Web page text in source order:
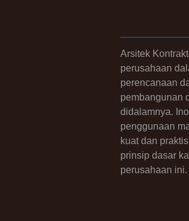
Arsitek
perusahaan
perencanaan
pembangunan
didalamnya.
penggunaan
kuat dan
prinsip dasar
perusahaan ini.